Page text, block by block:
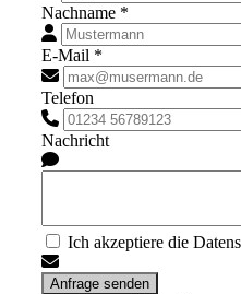
Nachname *
E-Mail *
Telefon
Nachricht
Ich akzeptiere die